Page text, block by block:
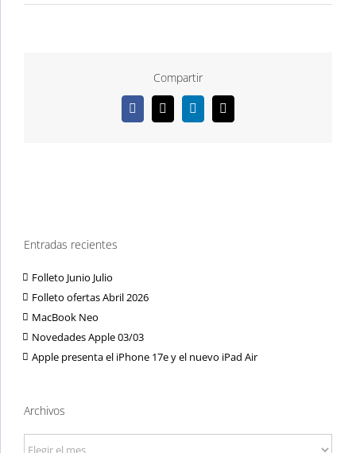
Compartir
Facebook
X LinkedInCorreo
electrónico
Entradas recientes
Folleto Junio Julio
Folleto ofertas Abril 2026
MacBook Neo
Novedades Apple 03/03
Apple presenta el iPhone 17e y el nuevo iPad Air
Archivos
Archivos